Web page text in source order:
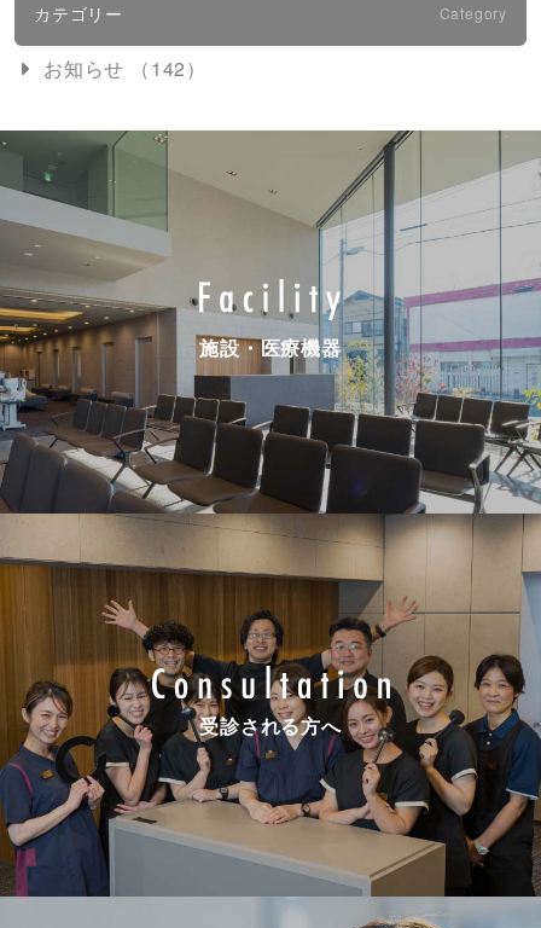
カテゴリー Category
お知らせ （142）
施設・医療機器
受診される方へ